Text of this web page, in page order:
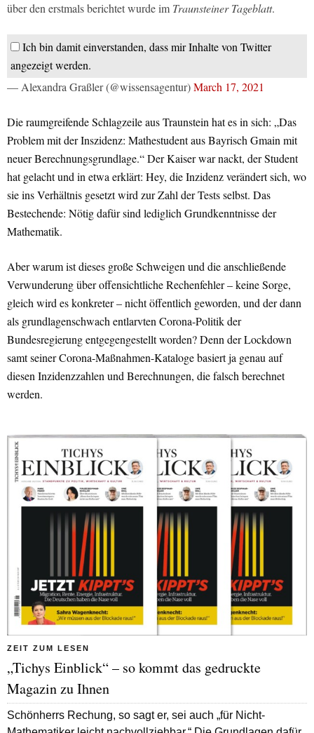
über den erstmals berichtet wurde im Traunsteiner Tageblatt.
Ich bin damit einverstanden, dass mir Inhalte von Twitter
angezeigt werden.
— Alexandra Graßler (@wissensagentur)March 17, 2021
Die raumgreifende Schlagzeile aus Traunstein hat es in sich: „Das
Problem mit der Inszidenz: Mathestudent aus Bayrisch Gmain mit
neuer Berechnungsgrundlage.“ Der Kaiser war nackt, der Student
hat gelacht und in etwa erklärt: Hey, die Inzidenz verändert sich, wo
sie ins Verhältnis gesetzt wird zur Zahl der Tests selbst. Das
Bestechende: Nötig dafür sind lediglich Grundkenntnisse der
Mathematik.
Aber warum ist dieses große Schweigen und die anschließende
Verwunderung über offensichtliche Rechenfehler – keine Sorge,
gleich wird es konkreter – nicht öffentlich geworden, und der dann
als grundlagenschwach entlarvten Corona-Politik der
Bundesregierung entgegengestellt worden? Denn der Lockdown
samt seiner Corona-Maßnahmen-Kataloge basiert ja genau auf
diesen Inzidenzzahlen und Berechnungen, die falsch berechnet
werden.
ZEIT ZUM LESEN
„Tichys Einblick“ – so kommt das gedruckte
Magazin zu Ihnen
Schönherrs Rechung, so sagt er, sei auch „für Nicht-